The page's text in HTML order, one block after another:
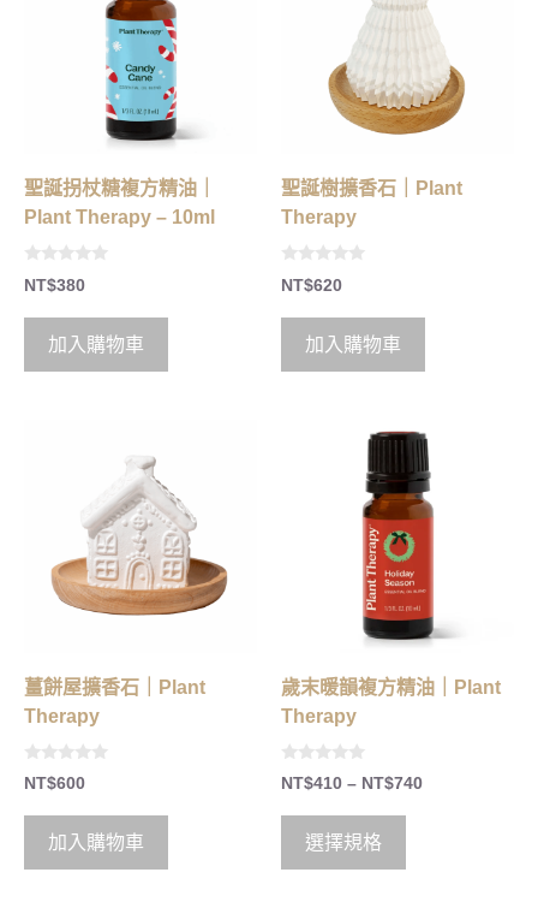
聖誕拐杖糖複方精油｜
Plant Therapy – 10ml
0
o
t
5
NT$380
加入購物車
聖誕樹擴香石｜Plant
Therapy
0
o
t
5
NT$620
加入購物車
薑餅屋擴香石｜Plant
Therapy
0
o
5
NT$600
加入購物車
歲末暖韻複方精油｜Plant
Therapy
0
o
5
NT$410 – NT$740
選擇規格